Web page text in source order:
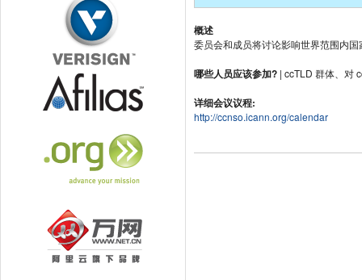
概述
委员会和成员将讨论影响世界范围内
哪些人员应该参加? | ccTLD 群体、对
详细会议议程:
http://ccnso.icann.org/calendar